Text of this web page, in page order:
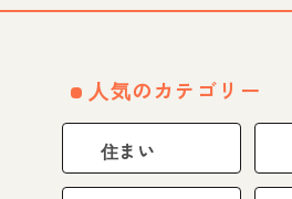
人気のカテゴリー
住まい